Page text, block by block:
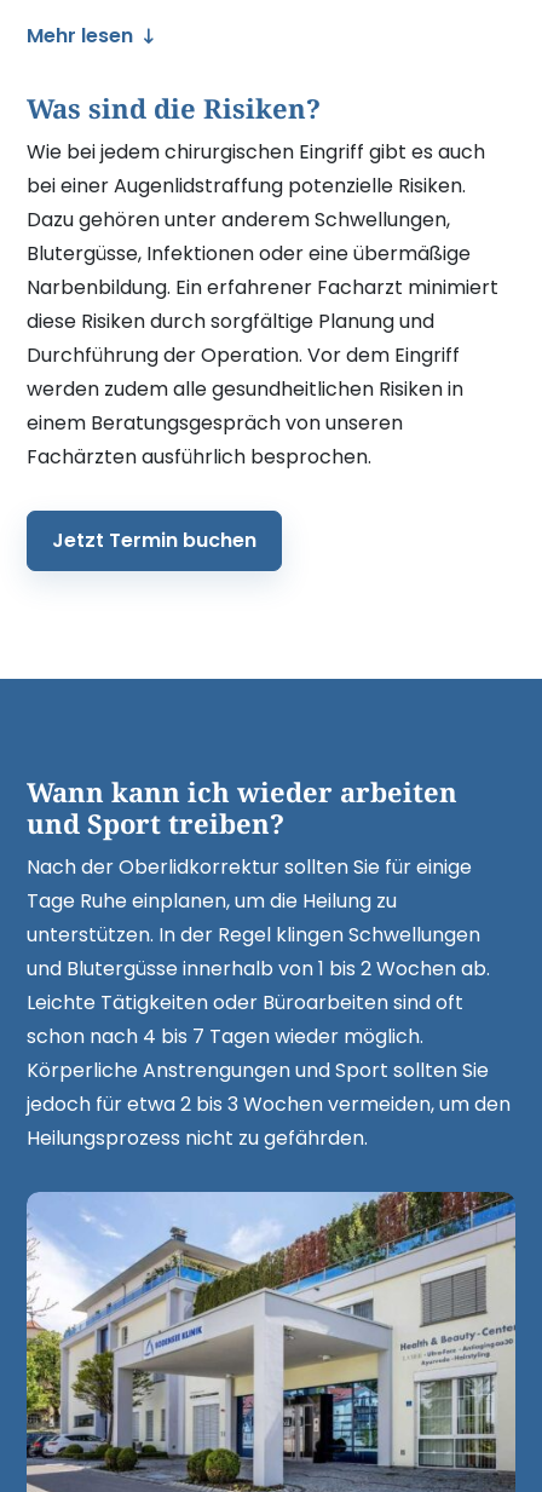
Mehr lesen
Was sind die Risiken?
Wie bei jedem chirurgischen Eingriff gibt es auch
bei einer Augenlidstraffung potenzielle Risiken.
Dazu gehören unter anderem Schwellungen,
Blutergüsse, Infektionen oder eine übermäßige
Narbenbildung. Ein erfahrener Facharzt minimiert
diese Risiken durch sorgfältige Planung und
Durchführung der Operation. Vor dem Eingriff
werden zudem alle gesundheitlichen Risiken in
einem Beratungsgespräch von unseren
Fachärzten ausführlich besprochen.
Jetzt Termin buchen
Wann kann ich wieder arbeiten
und Sport treiben?
Nach der Oberlidkorrektur sollten Sie für einige
Tage Ruhe einplanen, um die Heilung zu
unterstützen. In der Regel klingen Schwellungen
und Blutergüsse innerhalb von 1 bis 2 Wochen ab.
Leichte Tätigkeiten oder Büroarbeiten sind oft
schon nach 4 bis 7 Tagen wieder möglich.
Körperliche Anstrengungen und Sport sollten Sie
jedoch für etwa 2 bis 3 Wochen vermeiden, um den
Heilungsprozess nicht zu gefährden.